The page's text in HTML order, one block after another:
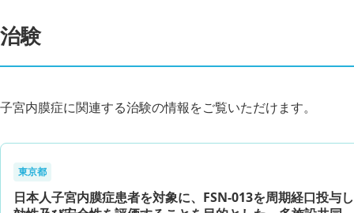
治験
子宮内膜症に関連する治験の情報をご覧いただけます。
東京都
日本人子宮内膜症患者を対象に、FSN-013を周期経口投与